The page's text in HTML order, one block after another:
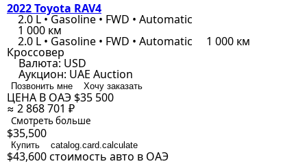
2022 Toyota RAV4
2.0 L • Gasoline • FWD • Automatic
1 000 км
2.0 L • Gasoline • FWD • Automatic 1 000 км
Кроссовер
Валюта: USD
Аукцион: UAE Auction
Позвонить мне Хочу заказать
ЦЕНА В ОАЭ $35 500
≈ 2 868 701 ₽
Смотреть больше
$35,500
Купить catalog.card.calculate
$43,600стоимость авто в ОАЭ